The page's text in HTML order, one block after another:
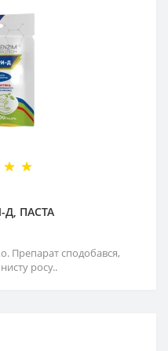
Д, ПАСТА
Препарат сподобався,
росу..